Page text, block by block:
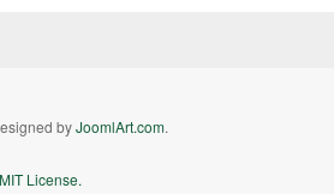
byJoomlArt.com.
MIT License.